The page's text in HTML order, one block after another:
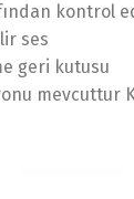
kontrol
ses
geri kutusu
mevcuttur